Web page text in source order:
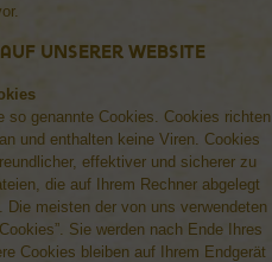
unserer Website
so genannte Cookies. Cookies richten
und enthalten keine Viren. Cookies
effektiver und sicherer zu
die auf Ihrem Rechner abgelegt
meisten der von uns verwendeten
Sie werden nach Ende Ihres
Cookies bleiben auf Ihrem Endgerät